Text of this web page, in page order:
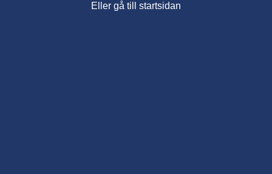
Eller gå till startsidan